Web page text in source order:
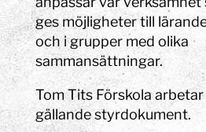
ges möjligheter till
och i grupper med olika
sammansättningar.
Tom Tits Förskola
gällande styrdokument.